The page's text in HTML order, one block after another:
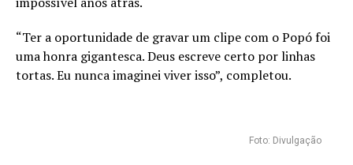
“Ter a oportunidade de gravar um clipe com o Popó foi
uma honra gigantesca. Deus escreve certo por linhas
tortas. Eu nunca imaginei viver isso”, completou.
Foto: Divulgação